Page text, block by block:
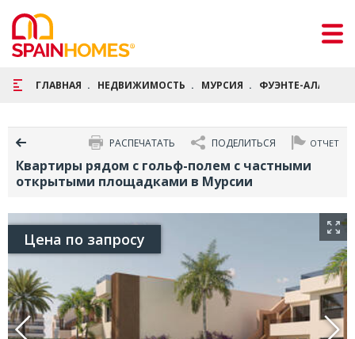
ГЛАВНАЯ НЕДВИЖИМОСТЬ МУРСИЯ ФУЭНТЕ-АЛАМО
ОТЧЕТ
ПОДЕЛИТЬСЯ
РАСПЕЧАТАТЬ
Квартиры рядом с гольф-полем с частными
открытыми площадками в Мурсии
Цена по запросу